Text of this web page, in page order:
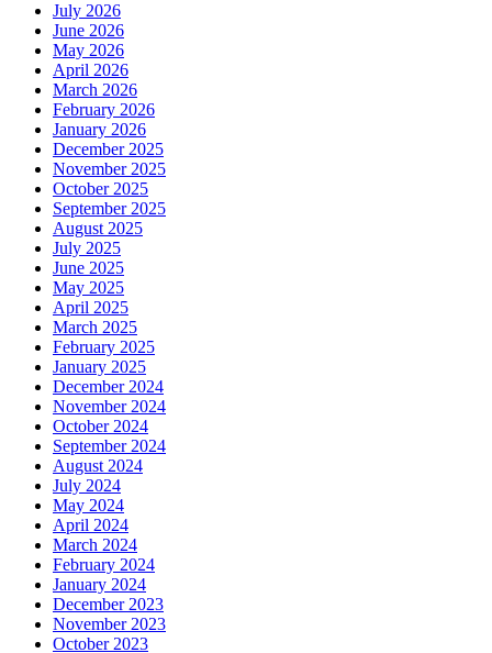
July 2026
June 2026
May 2026
April 2026
March 2026
February 2026
January 2026
December 2025
November 2025
October 2025
September 2025
August 2025
July 2025
June 2025
May 2025
April 2025
March 2025
February 2025
January 2025
December 2024
November 2024
October 2024
September 2024
August 2024
July 2024
May 2024
April 2024
March 2024
February 2024
January 2024
December 2023
November 2023
October 2023